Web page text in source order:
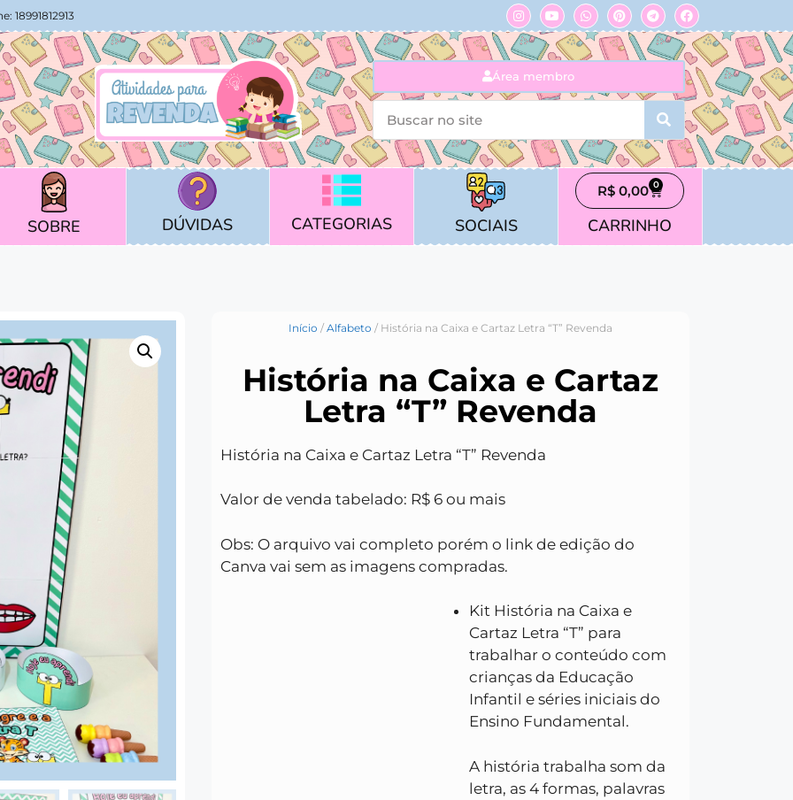
18991812913
Área membro
SOBRE DÚVIDAS CATEGORIAS SOCIAIS
R$ 0,00 0
CARRINHO
Início / Alfabeto / História na Caixa e Cartaz Letra “T” Revenda
História na Caixa e Cartaz
Letra “T” Revenda
História na Caixa e Cartaz Letra “T” Revenda
Valor de venda tabelado: R$ 6 ou mais
Obs: O arquivo vai completo porém o link de edição do
Canva vai sem as imagens compradas.
Kit História na Caixa e
Cartaz Letra “T” para
trabalhar o conteúdo com
crianças da Educação
Infantil e séries iniciais do
Ensino Fundamental.
A história trabalha som da
letra, as 4 formas, palavras